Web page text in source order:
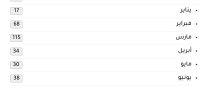
يناير 17
فبراير 68
مارس 115
أبريل 34
مايو 30
يونيو 38